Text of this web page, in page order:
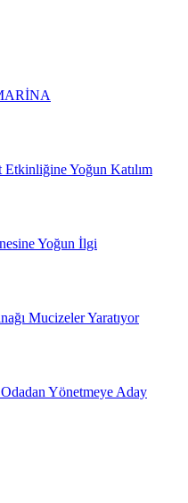
Yoğun Katılım
Yoğun İlgi
Mucizeler Yaratıyor
Yönetmeye Aday